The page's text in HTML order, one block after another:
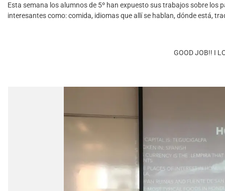
Esta semana los alumnos de 5º han expuesto sus trabajos sobre los
interesantes como: comida, idiomas que allí se hablan, dónde está,
GOOD JOB!! I